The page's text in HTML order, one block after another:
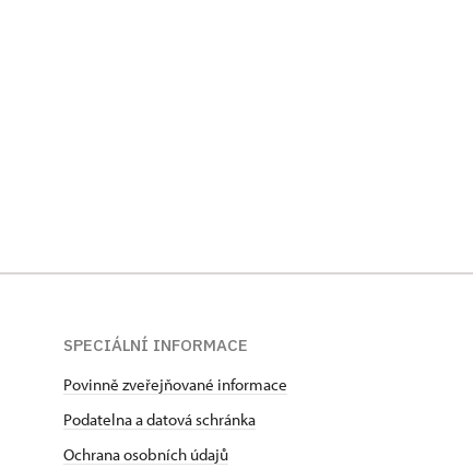
SPECIÁLNÍ INFORMACE
Povinně zveřejňované informace
Podatelna a datová schránka
Ochrana osobních údajů